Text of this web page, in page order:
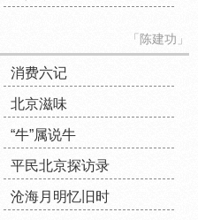
「陈建功」
消费六记
北京滋味
“牛”属说牛
平民北京探访录
沧海月明忆旧时